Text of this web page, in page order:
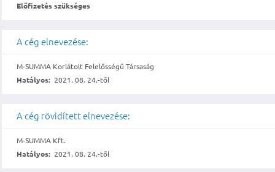
Előfizetés szükséges
A cég elnevezése:
M-SUMMA Korlátolt Felelősségű Társaság
Hatályos: 2021. 08. 24.-től
A cég rövidített elnevezése:
M-SUMMA Kft.
Hatályos: 2021. 08. 24.-től